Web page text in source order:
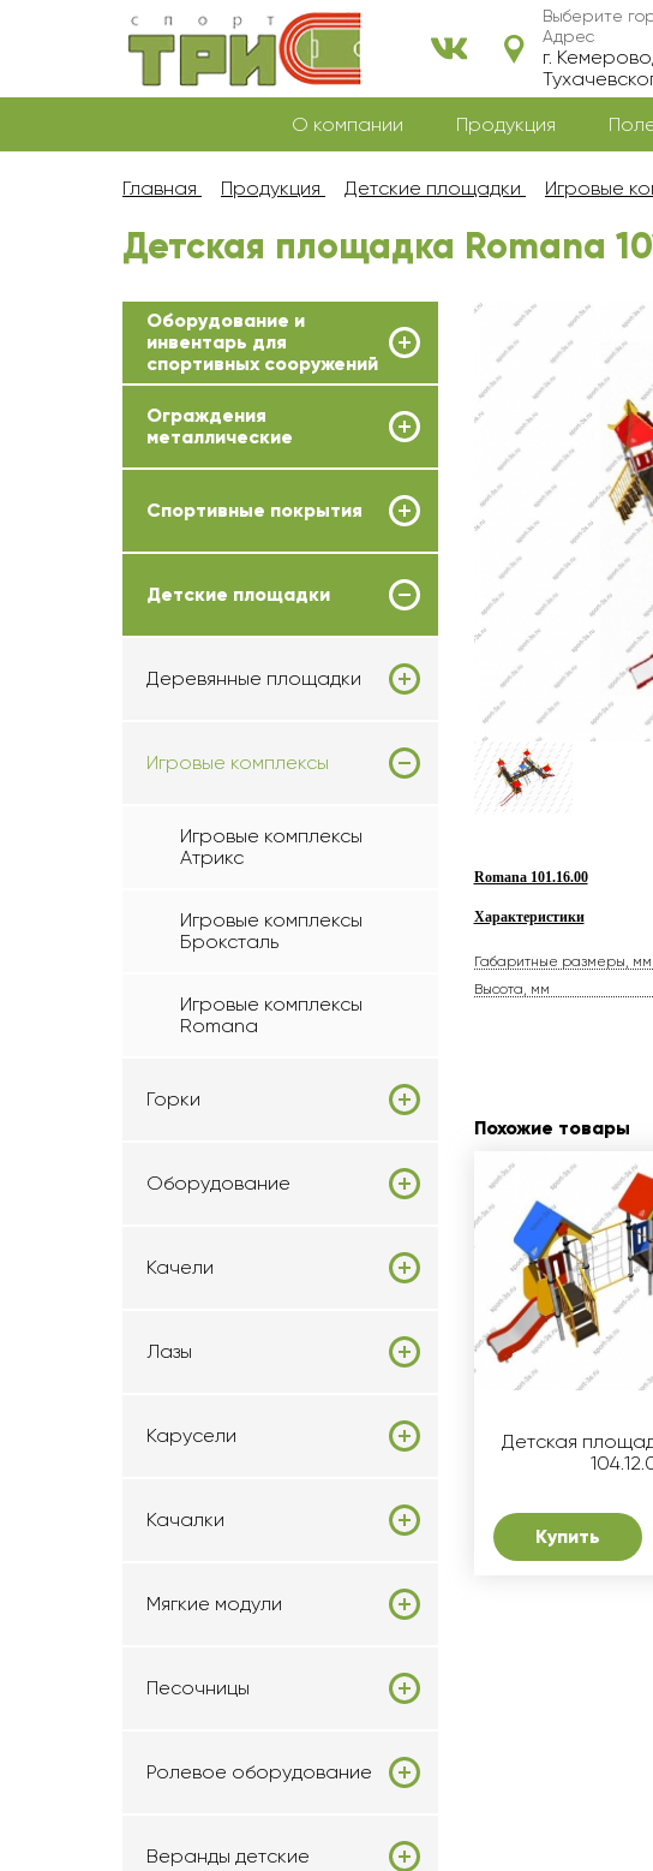
Выберите
Адрес
г.
О компании Продукция
Главная Продукция Детские площадки Игровые
Детская площадка Romana
Оборудование и
инвентарь для
спортивных сооружений
Ограждения
металлические
Спортивные покрытия
Детские площадки
Деревянные площадки
Игровые комплексы
Игровые комплексы
Атрикс
Игровые комплексы
Броксталь
Игровые комплексы
Romana
Горки
Оборудование
Качели
Лазы
Карусели
Качалки
Мягкие модули
Песочницы
Ролевое оборудование
Веранды детские
Romana 101.16.00
Характеристики
Габаритные размеры, мм
Высота, мм
Похожие товары
Детская
Купить